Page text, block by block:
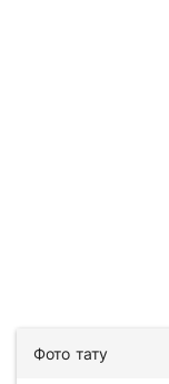
Фото тату